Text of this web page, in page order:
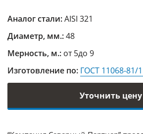
Аналог стали:AISI 321
Диаметр, мм.:48
Мерность, м.: от 5до 9
Изготовление по: ГОСТ 11068-81/
Уточнить цену